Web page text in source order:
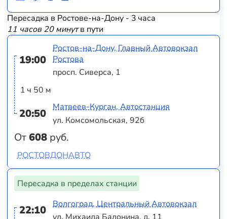
Пересадка в Ростове-на-Дону - 3 часа
11 часов 20 минутв пути
19:00
1 ч 50 м
20:50
От608 руб.
Ростов-на-Дону, Главный Автовокзал
Ростова
просп. Сиверса, 1
Матвеев-Курган, Автостанция
ул. Комсомольская, 92б
РОСТОВДОНАВТО
Пересадка в пределах станции
22:10
Волгоград, Центральный Автовокзал